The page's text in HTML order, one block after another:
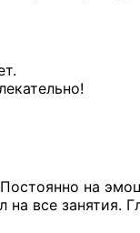
на
все занятия.